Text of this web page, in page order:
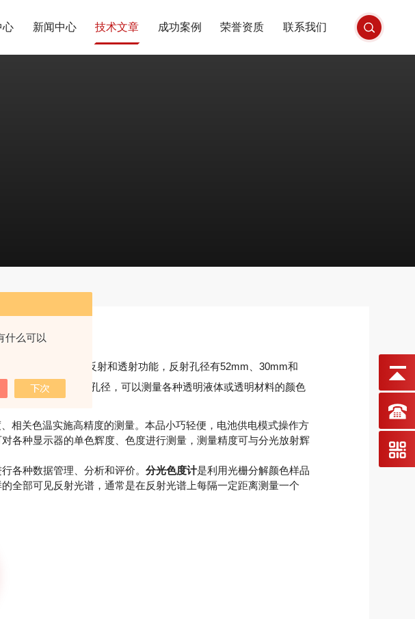
什么可以
心 新闻中心 技术文章 成功案例 荣誉资质 联系我们
光率等等。拥有反射和透射功能，反射孔径有52mm、30mm和
配备30mm的透射孔径，可以测量各种透明液体或透明材料的颜色
相关色温实施高精度的测量。本品小巧轻便，电池供电模式操作方
各种显示器的单色辉度、色度进行测量，测量精度可与分光放射辉
种数据管理、分析和评价。 分光色度计是利用光栅分解颜色样品
全部可见反射光谱，通常是在反射光谱上每隔一定距离测量一个